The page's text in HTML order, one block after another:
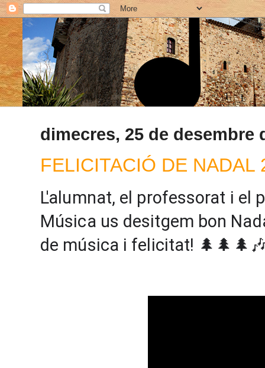
dimecres, 25 de desembre
FELICITACIÓ DE NADAL
L'alumnat, el professorat i el
Música us desitgem bon
de música i felicitat!